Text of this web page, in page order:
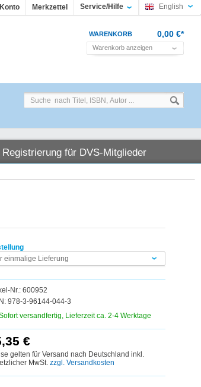
Merkzettel Service/Hilfe English
WARENKORB 0,00 €*
Warenkorb anzeigen
Registrierung für DVS-Mitglieder
einmalige Lieferung
Nr.: 600952
978-3-96144-044-3
versandfertig, Lieferzeit ca. 2-4 Werktage
€
gelten für Versand nach Deutschland inkl.
MwSt. zzgl. Versandkosten